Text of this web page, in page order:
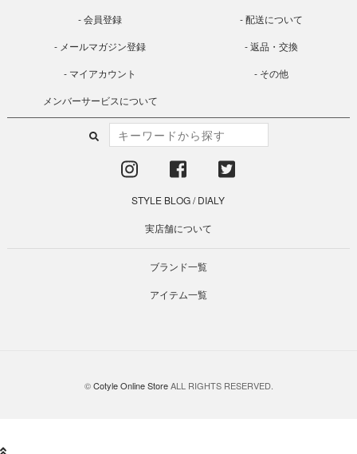
会員登録
メールマガジン登録
マイアカウント
メンバーサービスについて
配送について
返品・交換
その他
STYLE BLOG/DIALY
実店舗について
ブランド一覧
アイテム一覧
©Cotyle Online StoreALL RIGHTS RESERVED.